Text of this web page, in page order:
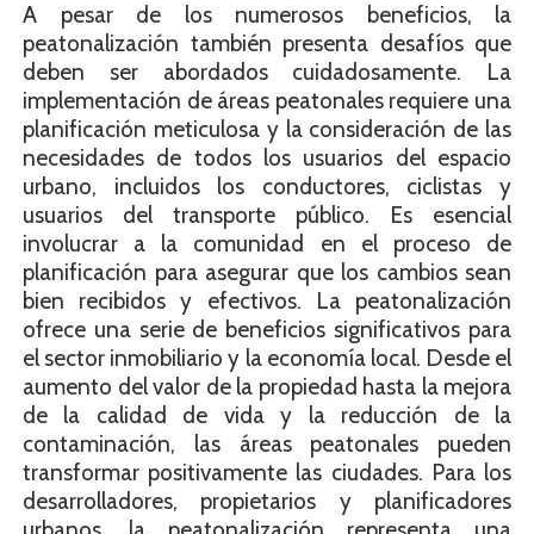
A pesar de los numerosos beneficios, la
peatonalización también presenta desafíos que
deben ser abordados cuidadosamente. La
implementación de áreas peatonales requiere una
planificación meticulosa y la consideración de las
necesidades de todos los usuarios del espacio
urbano, incluidos los conductores, ciclistas y
usuarios del transporte público. Es esencial
involucrar a la comunidad en el proceso de
planificación para asegurar que los cambios sean
bien recibidos y efectivos. La peatonalización
ofrece una serie de beneficios significativos para
el sector inmobiliario y la economía local. Desde el
aumento del valor de la propiedad hasta la mejora
de la calidad de vida y la reducción de la
contaminación, las áreas peatonales pueden
transformar positivamente las ciudades. Para los
desarrolladores, propietarios y planificadores